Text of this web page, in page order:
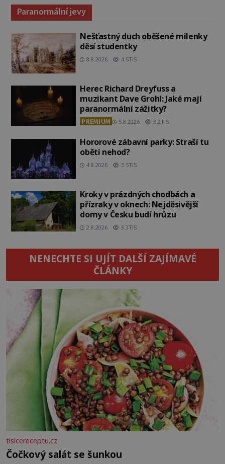
Paranormální jevy
Nešťastný duch oběšené milenky
děsí studentky
8.8.2026 4.5TIS
Herec Richard Dreyfuss a
muzikant Dave Grohl: Jaké mají
paranormální zážitky?
PREMIUM 5.8.2026 3.2TIS
Hororové zábavní parky: Straší tu
oběti nehod?
4.8.2026 3.5TIS
Kroky v prázdných chodbách a
přízraky v oknech: Nejděsivější
domy v Česku budí hrůzu
2.8.2026 3.3TIS
NENECHTE SI UJÍT DALŠÍ ZAJÍMAVÉ
ČLÁNKY
tisicereceptu.cz
Čočkový salát se šunkou